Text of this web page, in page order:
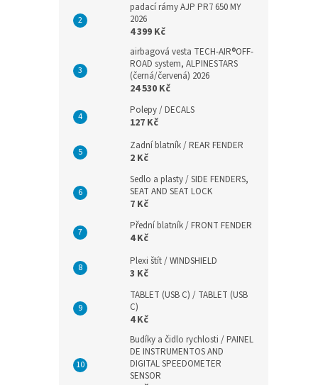
padací rámy AJP PR7 650 MY
2026
4 399 Kč
airbagová vesta TECH-AIR®OFF-
ROAD system, ALPINESTARS
(černá/červená) 2026
24 530 Kč
Polepy / DECALS
127 Kč
Zadní blatník / REAR FENDER
2 Kč
Sedlo a plasty / SIDE FENDERS,
SEAT AND SEAT LOCK
7 Kč
Přední blatník / FRONT FENDER
4 Kč
Plexi štít / WINDSHIELD
3 Kč
TABLET (USB C) / TABLET (USB
C)
4 Kč
Budíky a čidlo rychlosti / PAINEL
DE INSTRUMENTOS AND
DIGITAL SPEEDOMETER
SENSOR